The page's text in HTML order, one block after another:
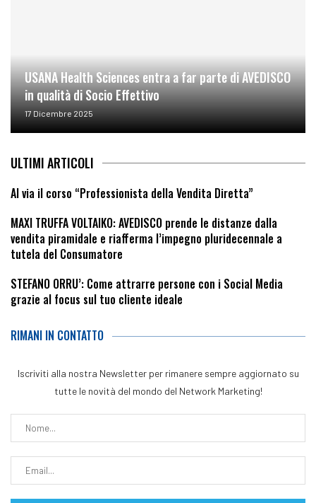
USANA Health Sciences entra a far parte di AVEDISCO
in qualità di Socio Effettivo
17 Dicembre 2025
ULTIMI ARTICOLI
Al via il corso “Professionista della Vendita Diretta”
MAXI TRUFFA VOLTAIKO: AVEDISCO prende le distanze dalla
vendita piramidale e riafferma l’impegno pluridecennale a
tutela del Consumatore
STEFANO ORRU’: Come attrarre persone con i Social Media
grazie al focus sul tuo cliente ideale
RIMANI IN CONTATTO
Iscriviti alla nostra Newsletter per rimanere sempre aggiornato su
tutte le novità del mondo del Network Marketing!